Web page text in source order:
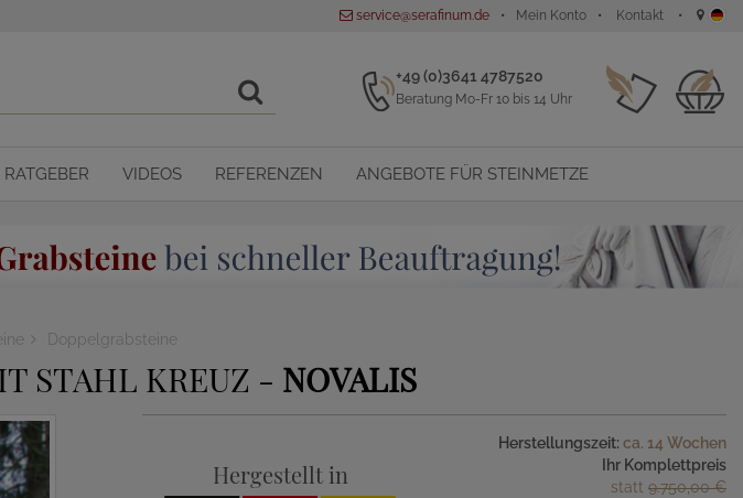
service@serafinum.de Mein Konto Kontakt
+49 (0)3641 4787520
Beratung Mo-Fr 10 bis 14 Uhr
RATGEBER VIDEOS REFERENZEN ANGEBOTE FÜR STEINMETZE
Doppelgrabsteine
STAHL KREUZ - NOVALIS
Hergestellt in
Herstellungszeit: ca. 14 Wochen
Ihr Komplettpreis
statt 9.750,00 €